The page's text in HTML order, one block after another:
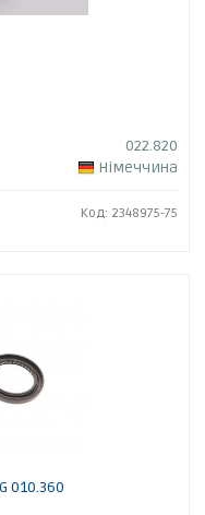
022.820
Німеччина
Код: 2348975-75
010.360